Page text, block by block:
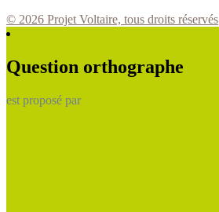
© 2026 Projet Voltaire, tous droits réservés
Question orthographe
est proposé par